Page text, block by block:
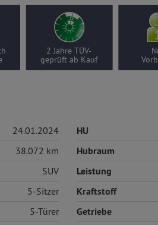
2 Jahre TÜV-
geprüft ab Kauf
24.01.2024
38.072 km
SUV
5-Sitzer
5-Türer
HU
Hubraum
Leistung
Kraftstoff
Getriebe